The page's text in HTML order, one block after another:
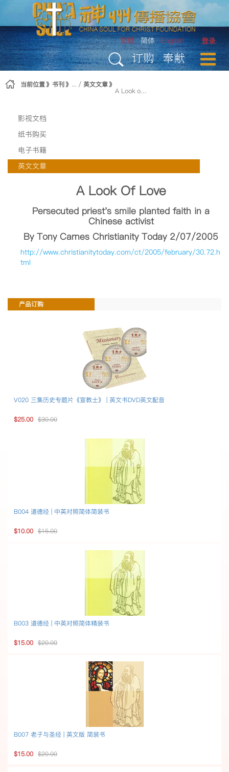
跳转到内容
登录
繁體 简体 English
订购 奉献
当前位置 书刊 英文文章
A Look of Love
影视文档
纸书购买
电子书籍
英文文章
A Look Of Love
Persecuted priest's smile planted faith in a
Chinese activist
By Tony Carnes Christianity Today 2/07/2005
http://www.christianitytoday.com/ct/2005/february/30.72.h
tml
产品订购
V020 三集历史专题片《宣教士》 | 英文书DVD英文配音
$25.00 $30.00
B004 道德经 | 中英对照简体简装书
$10.00 $15.00
B003 道德经 | 中英对照简体精装书
$15.00 $20.00
B007 老子与圣经 | 英文版 简装书
$15.00 $20.00